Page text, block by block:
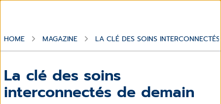
HOME MAGAZINE LA CLÉ DES SOINS
La clé des soins
interconnectés de demain